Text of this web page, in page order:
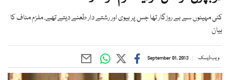
کئی مہینوں سے بے روزگار تھا جس پر بیوی اور رشتے دار طعنے دیتے تھے، ملزم مناف کا
بیان
ویب ڈیسک September 01, 2013